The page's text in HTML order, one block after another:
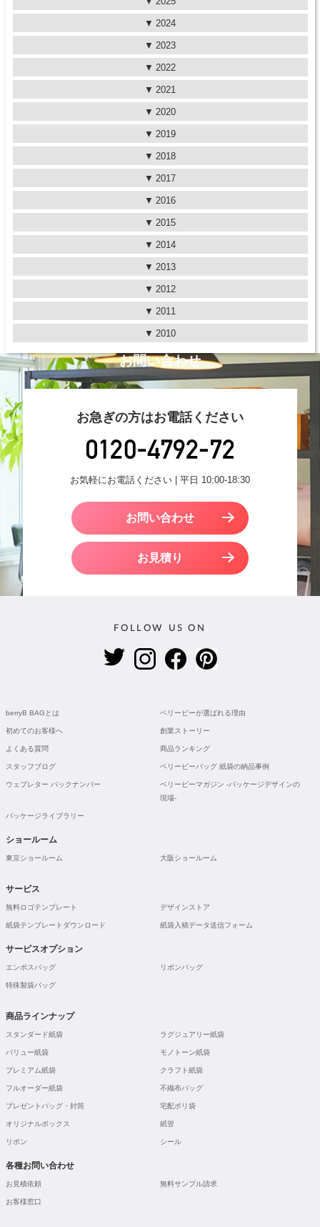
2024
2023
2022
2021
2020
2019
2018
2017
2016
2015
2014
2013
2012
2011
2010
お問い合わせ
お急ぎの方はお電話ください
お気軽にお電話ください | 平日 10:00-18:30
お問い合わせ
お見積り
FOLLOW US ON
berryB BAGとは ベリービーが選ばれる理由
初めてのお客様へ 創業ストーリー
よくある質問 商品ランキング
スタッフブログ ベリービーバッグ 紙袋の納品事例
ウェブレター バックナンバー
ベリービーマガジン -パッケージデザインの
現場-
パッケージライブラリー
ショールーム
東京ショールーム 大阪ショールーム
サービス
無料ロゴテンプレート デザインストア
紙袋テンプレートダウンロード 紙袋入稿データ送信フォーム
サービスオプション
エンボスバッグ リボンバッグ
特殊製袋バッグ
商品ラインナップ
スタンダード紙袋 ラグジュアリー紙袋
バリュー紙袋 モノトーン紙袋
プレミアム紙袋 クラフト紙袋
フルオーダー紙袋 不織布バッグ
プレゼントバッグ・封筒 宅配ポリ袋
オリジナルボックス 紙管
リボン シール
各種お問い合わせ
お見積依頼 無料サンプル請求
お客様窓口